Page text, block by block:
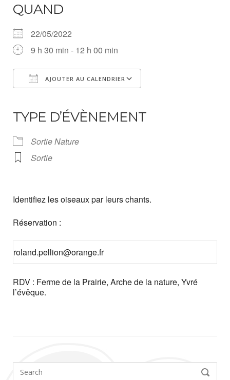
QUAND
22/05/2022
9 h 30 min - 12 h 00 min
AJOUTER AU CALENDRIER
TYPE D’ÉVÈNEMENT
Sortie Nature
Sortie
Identifiez les oiseaux par leurs chants.
Réservation :
roland.pellion@orange.fr
RDV : Ferme de la Prairie, Arche de la nature, Yvré
l’évêque.
SEARCH